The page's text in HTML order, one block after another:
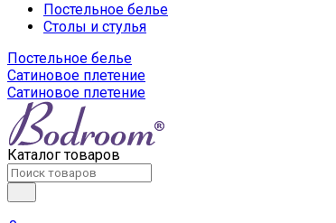
Постельное белье
Столы и стулья
Постельное белье
Сатиновое плетение
Сатиновое плетение
Каталог товаров